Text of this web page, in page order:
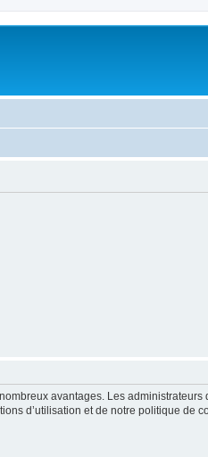
avantages. Les
d’utilisation et de notre politique de